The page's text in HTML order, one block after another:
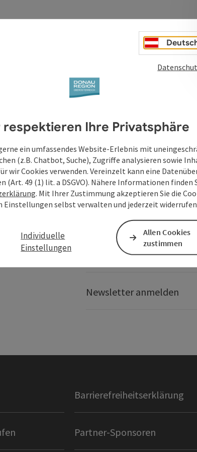
Services
Donau-Shop
Donau App
Servicebereich Reedereien
Presseservice
Newsletter anmelden
Barrierefreiheitserklärung
Partner-Sponsoren
respektieren Ihre Privatsphäre
ein umfassendes Website-Erlebnis mit
(z.B. Chatbot, Suche), Zugriffe analysieren sowie
wir Cookies verwenden. Vereinzelt kann eine
49 (1) lit. a DSGVO). Nähere Informationen finden
. Mit Ihrer Zustimmung akzeptieren Sie die
Einstellungen selbst verwalten und jederzeit
Individuelle
Einstellungen
Allen Cookies
zustimmen